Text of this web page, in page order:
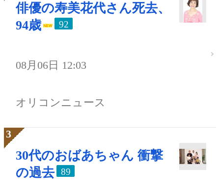
俳優の寿美花代さん死去、
94歳
92
08月06日 12:03
オリコンニュース
30代のおばあちゃん 衝撃
の過去
89